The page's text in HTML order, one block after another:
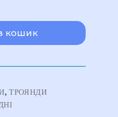
кошик
,ТРОЯНДИ